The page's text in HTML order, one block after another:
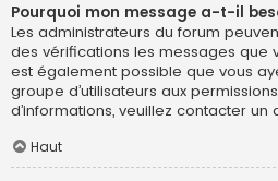
Pourquoi mon message a-t-il
Les administrateurs du forum
des vérifications les messages que
est également possible que vous
groupe d’utilisateurs aux
d’informations, veuillez contacter
Haut